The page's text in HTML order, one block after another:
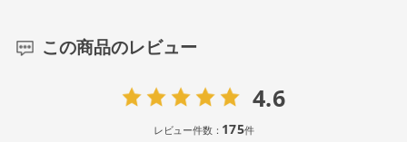
この商品のレビュー
4.6
レビュー件数： 175件